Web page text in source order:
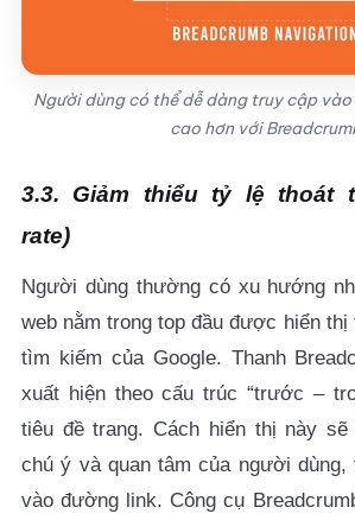
Người dùng có thể dễ dàng truy cập
cao hơn với
3.3. Giảm thiểu tỷ lệ thoát
rate)
Người dùng thường có xu hướng
web nằm trong top đầu được hiển thị
tìm kiếm của Google. Thanh
xuất hiện theo cấu trúc “trước –
tiêu đề trang. Cách hiển thị này
chú ý và quan tâm của người dùng,
vào đường link. Công cụ